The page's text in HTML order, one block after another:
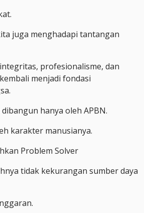
juga menghadapi tantangan
profesionalisme, dan
menjadi fondasi
hanya oleh APBN.
karakter manusianya.
Problem Solver
tidak kekurangan sumber daya